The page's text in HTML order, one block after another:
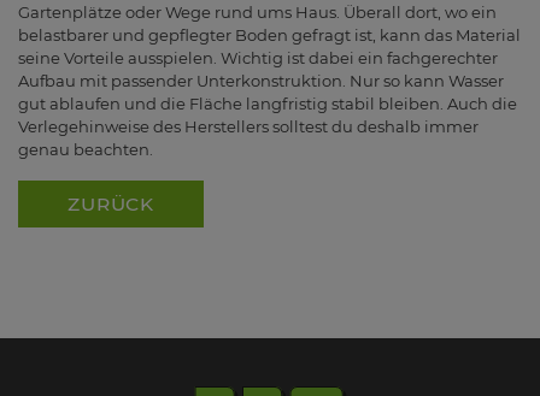
Gartenplätze oder Wege rund ums Haus. Überall dort, wo ein
belastbarer und gepflegter Boden gefragt ist, kann das Material
seine Vorteile ausspielen. Wichtig ist dabei ein fachgerechter
Aufbau mit passender Unterkonstruktion. Nur so kann Wasser
gut ablaufen und die Fläche langfristig stabil bleiben. Auch die
Verlegehinweise des Herstellers solltest du deshalb immer
genau beachten.
ZURÜCK